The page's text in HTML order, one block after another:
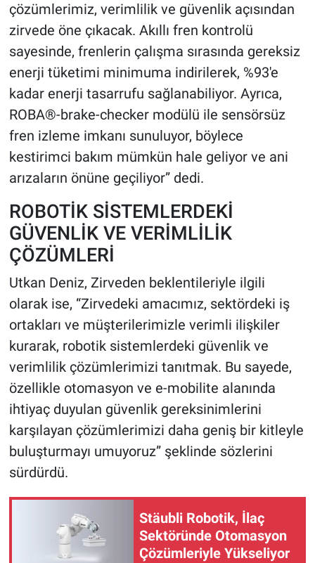
çözümlerimiz, verimlilik ve güvenlik açısından
zirvede öne çıkacak. Akıllı fren kontrolü
sayesinde, frenlerin çalışma sırasında gereksiz
enerji tüketimi minimuma indirilerek, %93'e
kadar enerji tasarrufu sağlanabiliyor. Ayrıca,
ROBA®-brake-checker modülü ile sensörsüz
fren izleme imkanı sunuluyor, böylece
kestirimci bakım mümkün hale geliyor ve ani
arızaların önüne geçiliyor” dedi.
ROBOTİK SİSTEMLERDEKİ
GÜVENLİK VE VERİMLİLİK
ÇÖZÜMLERİ
Utkan Deniz, Zirveden beklentileriyle ilgili
olarak ise, “Zirvedeki amacımız, sektördeki iş
ortakları ve müşterilerimizle verimli ilişkiler
kurarak, robotik sistemlerdeki güvenlik ve
verimlilik çözümlerimizi tanıtmak. Bu sayede,
özellikle otomasyon ve e-mobilite alanında
ihtiyaç duyulan güvenlik gereksinimlerini
karşılayan çözümlerimizi daha geniş bir kitleyle
buluşturmayı umuyoruz” şeklinde sözlerini
sürdürdü.
Stäubli Robotik, İlaç
Sektöründe Otomasyon
Çözümleriyle Yükseliyor